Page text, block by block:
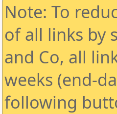
Note: To
of all links by
and Co, all
weeks (end-
following